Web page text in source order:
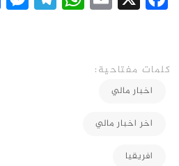
كلمات مفتاحية:
اخبار مالي
اخر اخبار مالي
افريقيا